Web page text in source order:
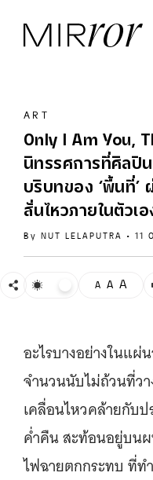
ART
Only I Am You,
นิทรรศการที่ศิลปิน
บริบทของ ‘พื้นที่’
สั่นไหวภายในตัวเอ
By NUT LELAPUTRA • 11
A A A
อะไรบางอย่างในแผ่
จำนวนนับไม่ถ้วนที่ว
เคลื่อนไหวคล้ายกับป
ค่ำคืน สะท้อนอยู่บน
ไฟฉายตกกระทบ ที่ท